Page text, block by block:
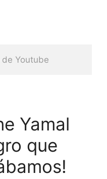
Youtube
Yamal
que